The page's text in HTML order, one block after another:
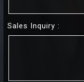
Sales Inquiry :